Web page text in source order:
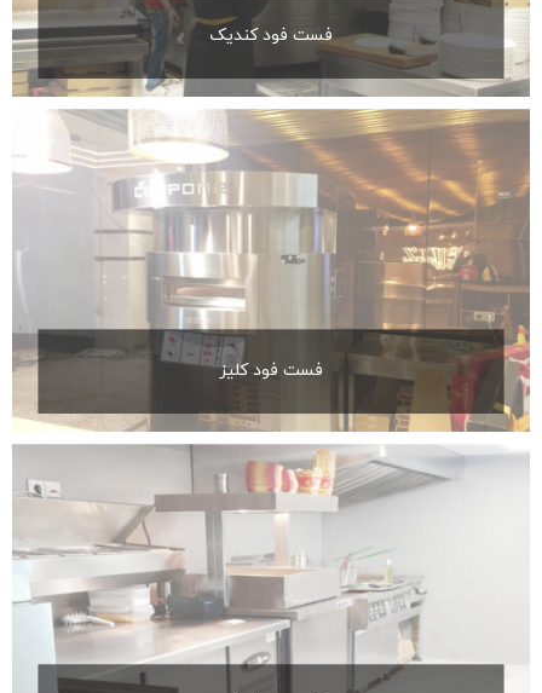
فست فود کندیک
فست فود کلیز